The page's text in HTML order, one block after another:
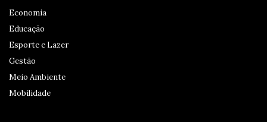
Economia
Educação
Esporte e Lazer
Gestão
Meio Ambiente
Mobilidade